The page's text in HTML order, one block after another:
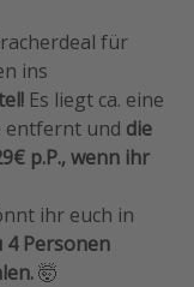
für
ins
Es liegt ca. eine
entfernt und die
p.P., wenn ihr
ihr euch in
4 Personen
🤯